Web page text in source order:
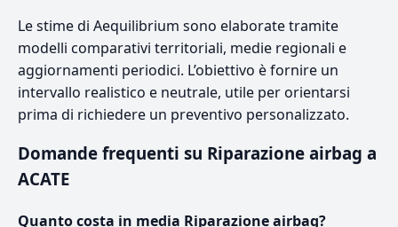
Le stime di Aequilibrium sono elaborate tramite
modelli comparativi territoriali, medie regionali e
aggiornamenti periodici. L’obiettivo è fornire un
intervallo realistico e neutrale, utile per orientarsi
prima di richiedere un preventivo personalizzato.
Domande frequenti su Riparazione airbag a
ACATE
Quanto costa in media Riparazione airbag?